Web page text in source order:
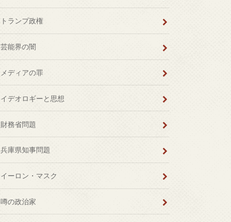
トランプ政権
芸能界の闇
メディアの罪
イデオロギーと思想
財務省問題
兵庫県知事問題
イーロン・マスク
噂の政治家